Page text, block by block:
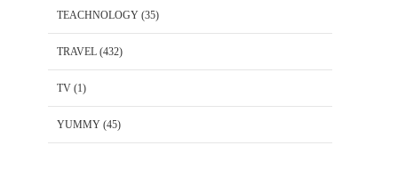
TEACHNOLOGY (35)
TRAVEL (432)
TV (1)
YUMMY (45)